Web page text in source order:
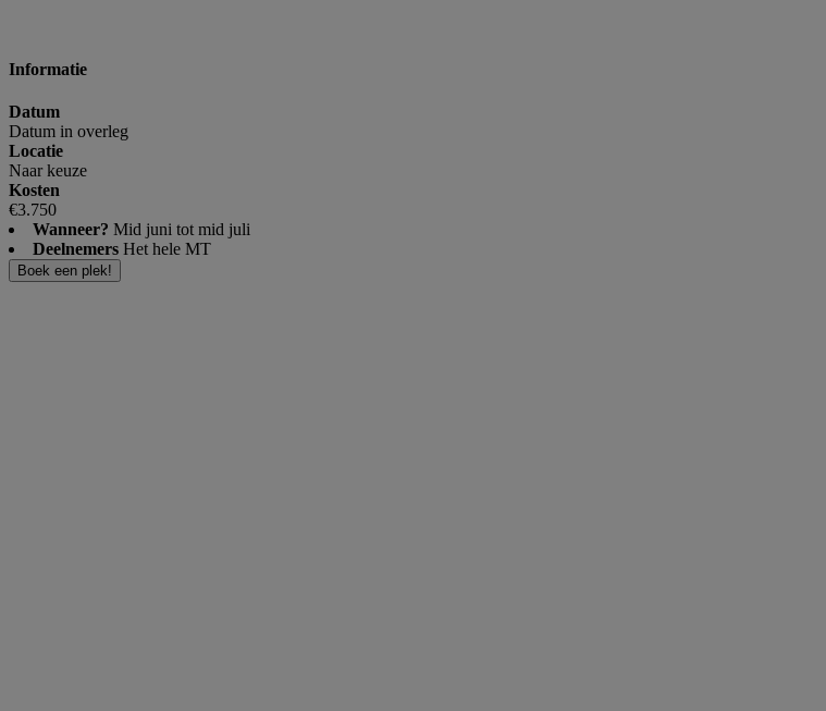
Informatie
Datum
Datum in overleg
Locatie
Naar keuze
Kosten
€3.750
Wanneer? Mid juni tot mid juli
Deelnemers Het hele MT
Boek een plek!